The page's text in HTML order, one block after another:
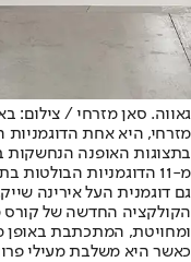
גאווה. סאן מזרחי / צילום:
מזרחי, היא אחת הדוגמניות
בתצוגות האופנה הנחשקות
מ-11 הדוגמניות
גם דוגמנית העל אירינה
הקולקציה החדשה של קורס
ומחויטת, המתכתבת באופן
כאשר היא משלבת מעילי